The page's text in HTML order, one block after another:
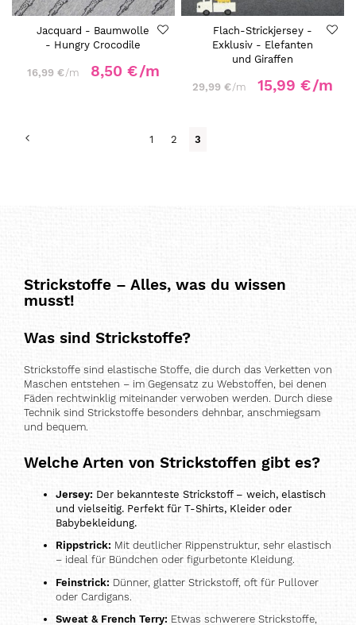
Jacquard - Baumwolle
- Hungry Crocodile
16,99 €/m 8,50 €/m
Flach-Strickjersey -
Exklusiv - Elefanten
und Giraffen
29,99 €/m 15,99 €/m
Seite
1 Seite
2 Du
3
Strickstoffe – Alles, was du wissen
musst!
Was sind Strickstoffe?
Strickstoffe sind elastische Stoffe, die durch das Verketten von
Maschen entstehen – im Gegensatz zu Webstoffen, bei denen
Fäden rechtwinklig miteinander verwoben werden. Durch diese
Technik sind Strickstoffe besonders dehnbar, anschmiegsam
und bequem.
Welche Arten von Strickstoffen gibt es?
Jersey: Der bekannteste Strickstoff – weich, elastisch
und vielseitig. Perfekt für T-Shirts, Kleider oder
Babybekleidung.
Rippstrick: Mit deutlicher Rippenstruktur, sehr elastisch
– ideal für Bündchen oder figurbetonte Kleidung.
Feinstrick: Dünner, glatter Strickstoff, oft für Pullover
oder Cardigans.
Sweat & French Terry: Etwas schwerere Strickstoffe,